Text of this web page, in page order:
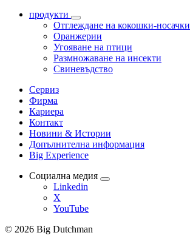
продукти
Отглеждане на кокошки-носачки
Оранжерии
Угояване на птици
Размножаване на инсекти
Свиневъдство
Сервиз
Фирма
Кариера
Контакт
Новини & Истории
Допълнителна информация
Big Experience
Социална медия
Linkedin
X
YouTube
© 2026 Big Dutchman